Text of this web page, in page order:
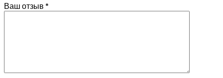
Ваш отзыв *